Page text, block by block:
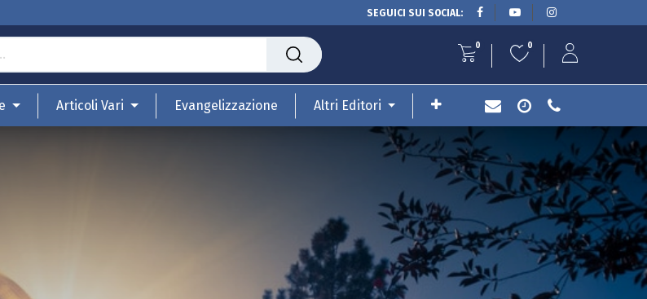
SEGUICI SUI SOCIAL:
0 0
Articoli Vari Evangelizzazione Altri Editori